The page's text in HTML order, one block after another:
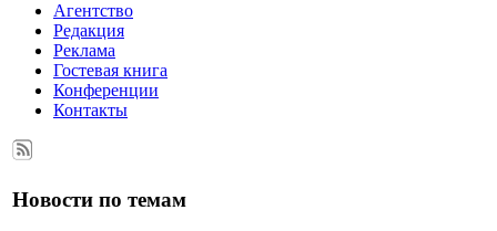
Агентство
Редакция
Реклама
Гостевая книга
Конференции
Контакты
Новости по темам